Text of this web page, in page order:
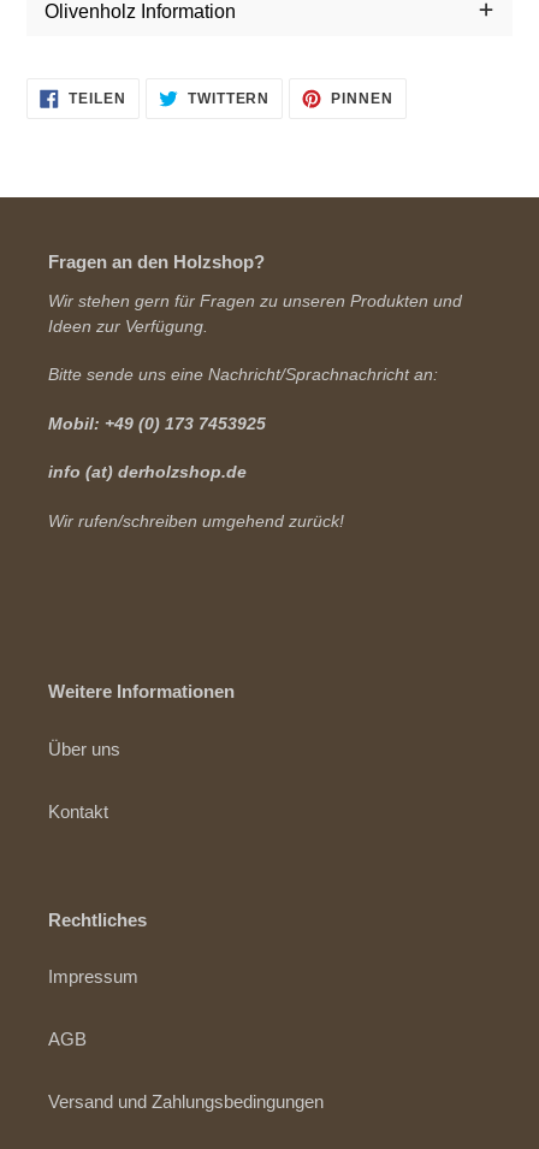
Olivenholz Information
TEILEN
FACEBOOK
TWITTERN
AUF
TWITTER
PINNEN
Fragen an den Holzshop?
Wir stehen gern für Fragen zu unseren Produkten und
Ideen zur Verfügung.
Bitte sende uns eine Nachricht/Sprachnachricht an:
Mobil: +49 (0) 173 7453925
info (at) derholzshop.de
Wir rufen/schreiben umgehend zurück!
Weitere Informationen
Über uns
Kontakt
Rechtliches
Impressum
AGB
Versand und Zahlungsbedingungen